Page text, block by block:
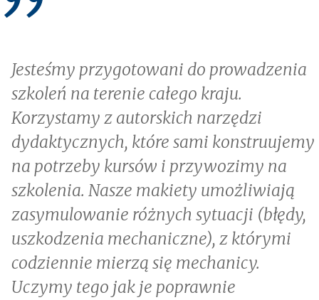
Jesteśmy przygotowani do prowadzenia
szkoleń na terenie całego kraju.
Korzystamy z autorskich narzędzi
dydaktycznych, które sami konstruujemy
na potrzeby kursów i przywozimy na
szkolenia. Nasze makiety umożliwiają
zasymulowanie różnych sytuacji (błędy,
uszkodzenia mechaniczne), z którymi
codziennie mierzą się mechanicy.
Uczymy tego jak je poprawnie